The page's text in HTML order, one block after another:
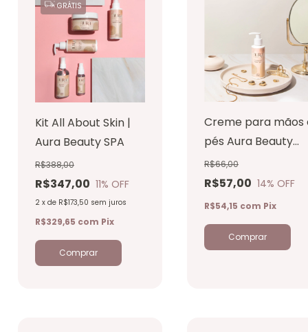
GRÁTIS
Kit All About Skin |
Aura Beauty SPA
R$347,00
R$388,00
11% OFF
2 x de R$173,50 sem juros
R$329,65 com Pix
Creme para mãos
pés Aura Beauty
SPA 140ml
R$57,00
R$66,00
14% OFF
R$54,15 com Pix